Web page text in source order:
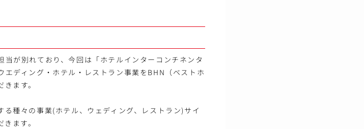
が別れており、今回は「ホテルインターコンチネンタ
ディング・ホテル・レストラン事業をBHN（ベストホ
ます。
種々の事業(ホテル、ウェディング、レストラン)サイ
ます。